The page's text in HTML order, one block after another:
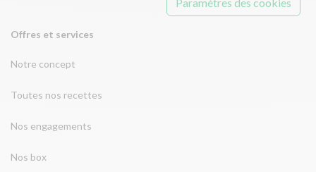
Offres et services
Notre concept
Toutes nos recettes
Nos engagements
Nos box